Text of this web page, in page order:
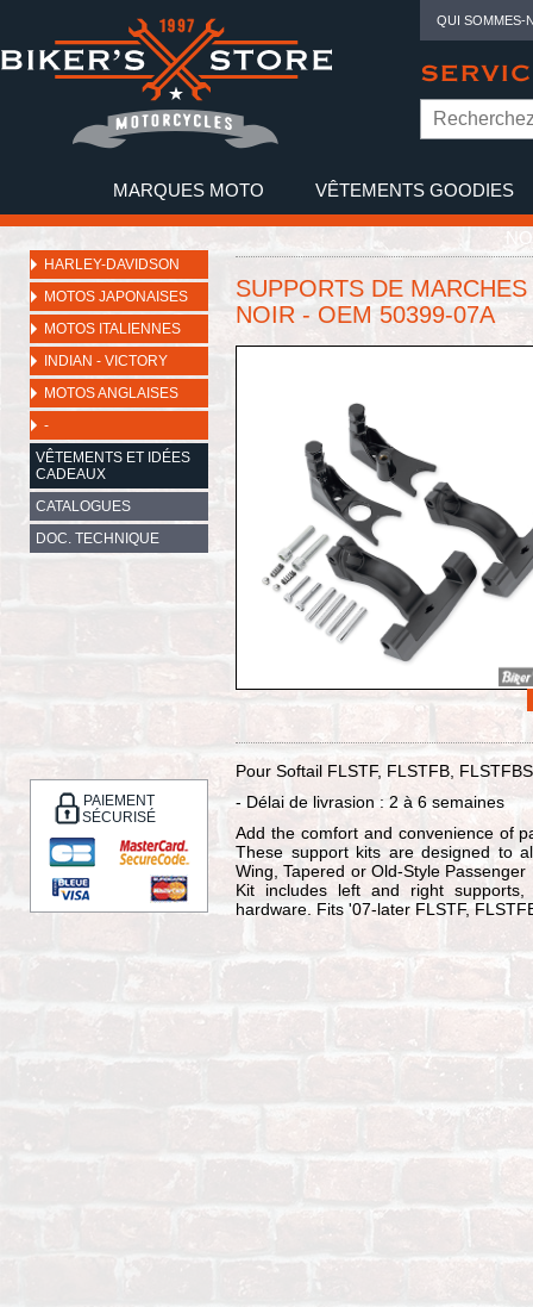
QUI SOMMES-
MARQUES MOTO VÊTEMENTS GOODIES
HARLEY-DAVIDSON
MOTOS JAPONAISES
MOTOS ITALIENNES
INDIAN - VICTORY
MOTOS ANGLAISES
-
VÊTEMENTS ET IDÉES
CADEAUX
CATALOGUES
DOC. TECHNIQUE
PAIEMENT
SÉCURISÉ
SUPPORTS DE
NOIR - OEM 50399-07A
Pour Softail FLSTF, FLSTFB,
- Délai de livrasion : 2 à 6 semaines
Add the comfort and convenience of
These support kits are designed to
Wing, Tapered or Old-Style
Kit includes left and right
hardware. Fits '07-later FLSTF,